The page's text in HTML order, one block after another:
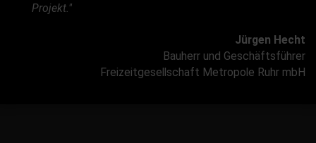
Projekt."
Jürgen Hecht
Bauherr und Geschäftsführer
Freizeitgesellschaft Metropole Ruhr mbH